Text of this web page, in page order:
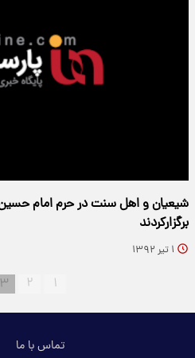
شیعیان و اهل سنت در حرم امام
برگزارکردند
۱ تیر ۱۳۹۲
۱ ۲ ۳
تماس با ما